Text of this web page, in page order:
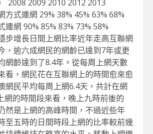
2008 2009 2010 2012 2013
方式連網 29% 38% 45% 63% 68%
連網 90% 85% 83% 73% 58%
步增長日間上網比率近年走高互聯網
，逾六成網民的網齡已達到7年或更
網齡達到了8.4年。從每周上網天數
看，網民花在互聯網上的時間愈來愈
網民平均每周上網6.4天，共計在網
網的時間段來看，晚上九時前後的
然是上網的高峰時間，不過近些年
至五時的日間時段上網的比率較前幾